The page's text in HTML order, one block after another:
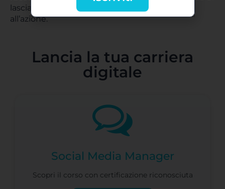
lasciare un segno nella memoria e guidare
all’azione.
Lancia la tua carriera
digitale
Social Media Manager
Scopri il corso con certificazione riconosciuta